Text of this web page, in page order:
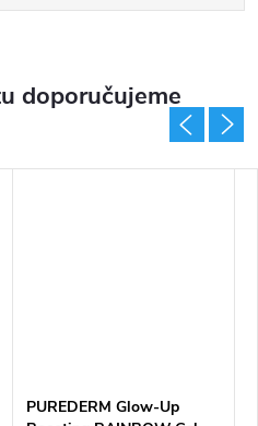
doporučujeme
PUREDERM Glow-Up